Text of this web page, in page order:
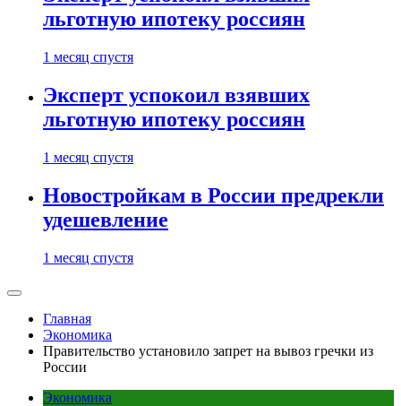
льготную ипотеку россиян
1 месяц спустя
Эксперт успокоил взявших
льготную ипотеку россиян
1 месяц спустя
Новостройкам в России предрекли
удешевление
1 месяц спустя
Главная
Экономика
Правительство установило запрет на вывоз гречки из
России
Экономика